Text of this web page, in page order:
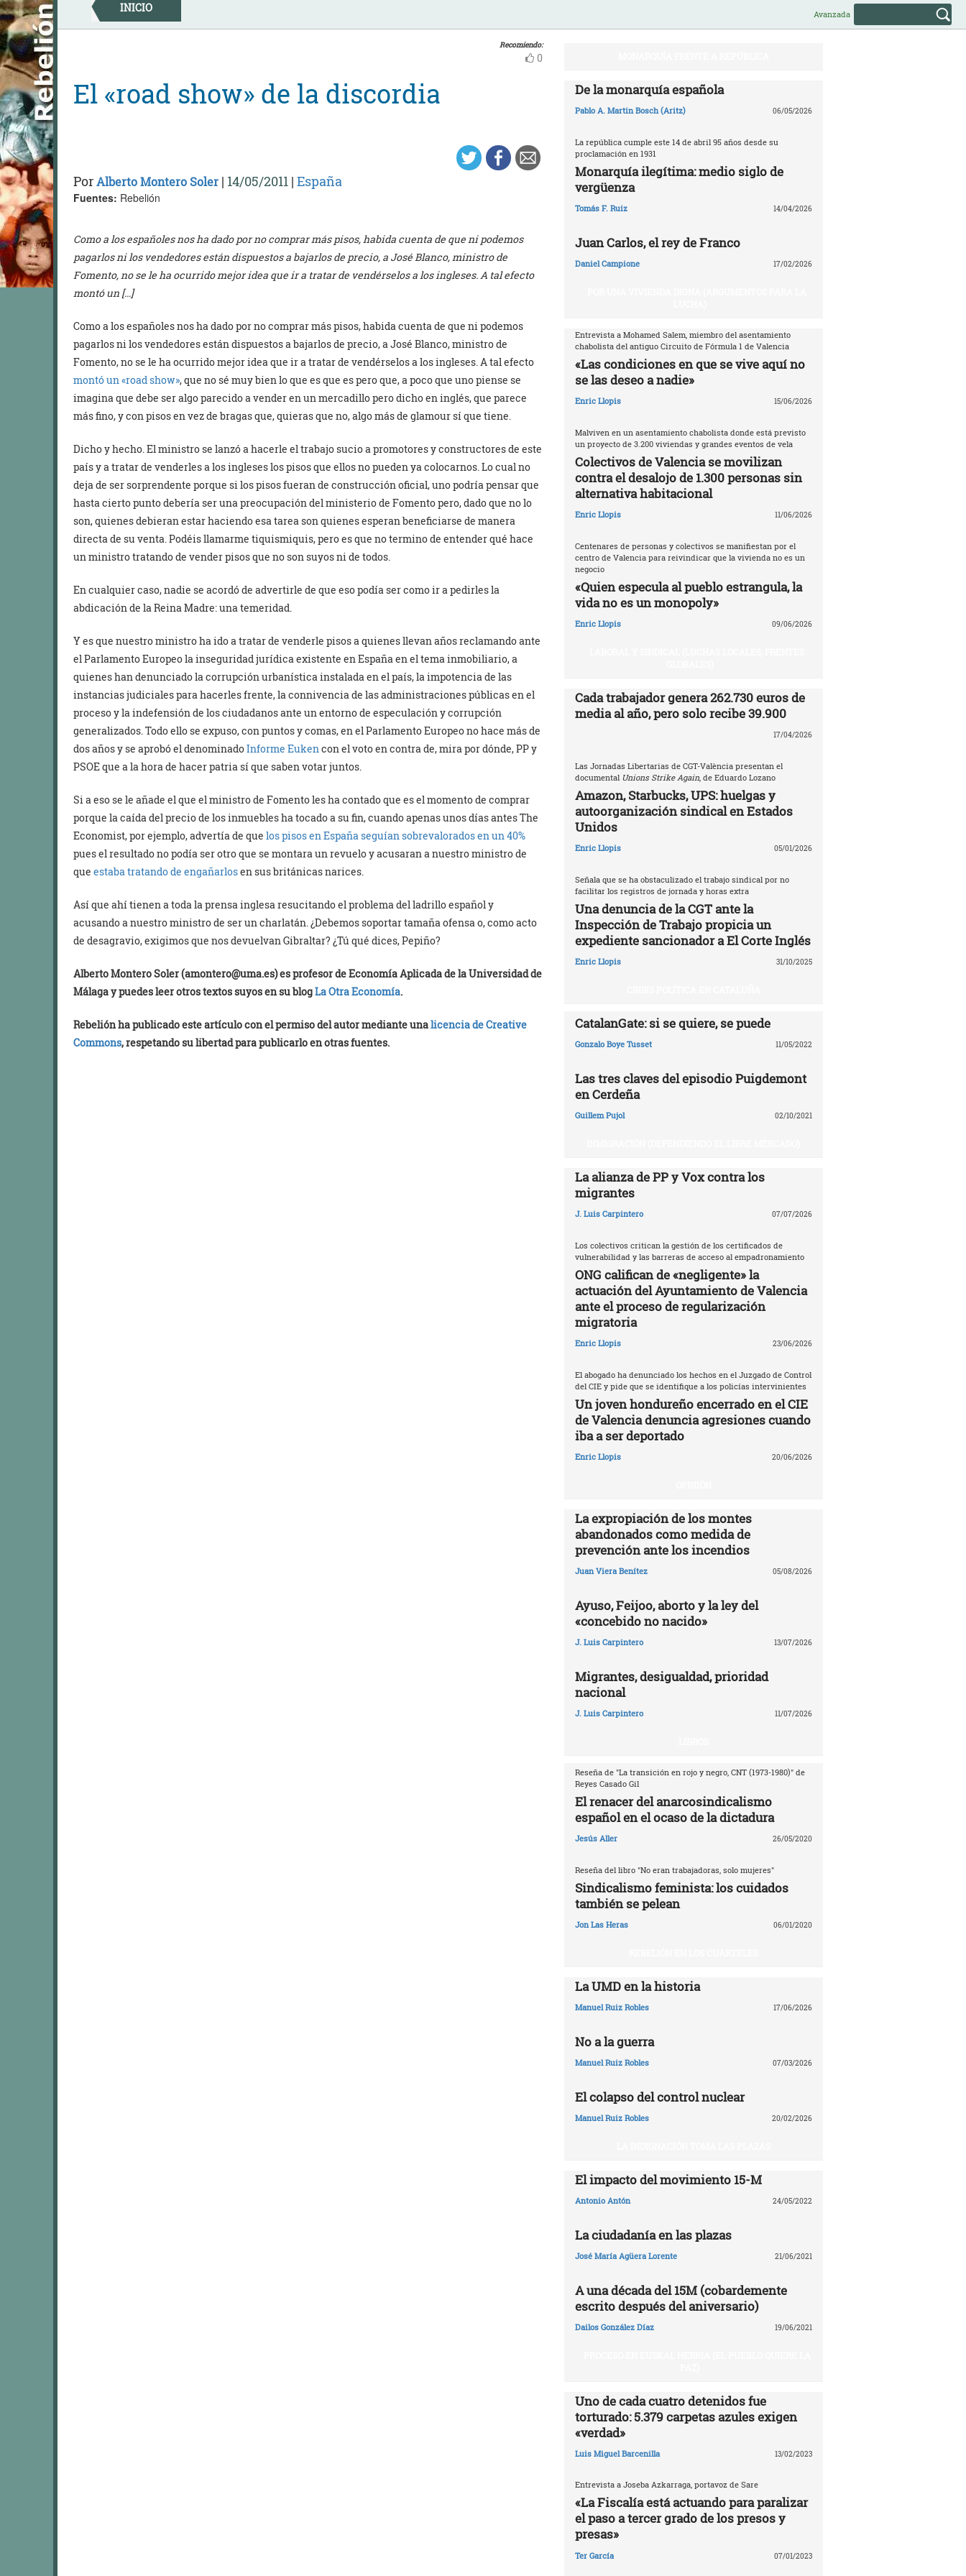
Skip
to
content
INICIO Avanzada
Recomiendo:
0
El «road show» de la discordia
PorAlberto Montero Soler | 14/05/2011 | España
Fuentes: Rebelión
Como a los españoles nos ha dado por no comprar más pisos, habida cuenta de que ni podemos
pagarlos ni los vendedores están dispuestos a bajarlos de precio, a José Blanco, ministro de
Fomento, no se le ha ocurrido mejor idea que ir a tratar de vendérselos a los ingleses. A tal efecto
montó un […]
Como a los españoles nos ha dado por no comprar más pisos, habida cuenta de que ni podemos
pagarlos ni los vendedores están dispuestos a bajarlos de precio, a José Blanco, ministro de
Fomento, no se le ha ocurrido mejor idea que ir a tratar de vendérselos a los ingleses. A tal efecto
montó un «road show», que no sé muy bien lo que es que es pero que, a poco que uno piense se
imagina que debe ser algo parecido a vender en un mercadillo pero dicho en inglés, que parece
más fino, y con pisos en vez de bragas que, quieras que no, algo más de glamour sí que tiene.
Dicho y hecho. El ministro se lanzó a hacerle el trabajo sucio a promotores y constructores de este
país y a tratar de venderles a los ingleses los pisos que ellos no pueden ya colocarnos. Lo cual no
deja de ser sorprendente porque si los pisos fueran de construcción oficial, uno podría pensar que
hasta cierto punto debería ser una preocupación del ministerio de Fomento pero, dado que no lo
son, quienes debieran estar haciendo esa tarea son quienes esperan beneficiarse de manera
directa de su venta. Podéis llamarme tiquismiquis, pero es que no termino de entender qué hace
un ministro tratando de vender pisos que no son suyos ni de todos.
En cualquier caso, nadie se acordó de advertirle de que eso podía ser como ir a pedirles la
abdicación de la Reina Madre: una temeridad.
Y es que nuestro ministro ha ido a tratar de venderle pisos a quienes llevan años reclamando ante
el Parlamento Europeo la inseguridad jurídica existente en España en el tema inmobiliario, a
quienes han denunciado la corrupción urbanística instalada en el país, la impotencia de las
instancias judiciales para hacerles frente, la connivencia de las administraciones públicas en el
proceso y la indefensión de los ciudadanos ante un entorno de especulación y corrupción
generalizados. Todo ello se expuso, con puntos y comas, en el Parlamento Europeo no hace más de
dos años y se aprobó el denominadoInforme Eukencon el voto en contra de, mira por dónde, PP y
PSOE que a la hora de hacer patria sí que saben votar juntos.
Si a eso se le añade el que el ministro de Fomento les ha contado que es el momento de comprar
porque la caída del precio de los inmuebles ha tocado a su fin, cuando apenas unos días antes The
Economist, por ejemplo, advertía de que los pisos en España seguían sobrevalorados en un 40%
pues el resultado no podía ser otro que se montara un revuelo y acusaran a nuestro ministro de
que estaba tratando de engañarlosen sus británicas narices.
Así que ahí tienen a toda la prensa inglesa resucitando el problema del ladrillo español y
acusando a nuestro ministro de ser un charlatán. ¿Debemos soportar tamaña ofensa o, como acto
de desagravio, exigimos que nos devuelvan Gibraltar? ¿Tú qué dices, Pepiño?
Alberto Montero Soler (amontero@uma.es) es profesor de Economía Aplicada de la Universidad de
Málaga y puedes leer otros textos suyos en su blogLa Otra Economía.
Rebelión ha publicado este artículo con el permiso del autor mediante unalicencia de Creative
Commons, respetando su libertad para publicarlo en otras fuentes.
De la monarquía española
Pablo A. Martin Bosch (Aritz) 06/05/2026
La república cumple este 14 de abril 95 años desde su
proclamación en 1931
Monarquía ilegítima: medio siglo de
vergüenza
Tomás F. Ruiz 14/04/2026
Juan Carlos, el rey de Franco
Daniel Campione 17/02/2026
Entrevista a Mohamed Salem, miembro del asentamiento
chabolista del antiguo Circuito de Fórmula 1 de Valencia
«Las condiciones en que se vive aquí no
se las deseo a nadie»
Enric Llopis 15/06/2026
Malviven en un asentamiento chabolista donde está previsto
un proyecto de 3.200 viviendas y grandes eventos de vela
Colectivos de Valencia se movilizan
contra el desalojo de 1.300 personas sin
alternativa habitacional
Enric Llopis 11/06/2026
Centenares de personas y colectivos se manifiestan por el
centro de Valencia para reivindicar que la vivienda no es un
negocio
«Quien especula al pueblo estrangula, la
vida no es un monopoly»
Enric Llopis 09/06/2026
Cada trabajador genera 262.730 euros de
media al año, pero solo recibe 39.900
17/04/2026
Las Jornadas Libertarias de CGT-València presentan el
documental Unions Strike Again, de Eduardo Lozano
Amazon, Starbucks, UPS: huelgas y
autoorganización sindical en Estados
Unidos
Enric Llopis 05/01/2026
Señala que se ha obstaculizado el trabajo sindical por no
facilitar los registros de jornada y horas extra
Una denuncia de la CGT ante la
Inspección de Trabajo propicia un
expediente sancionador a El Corte Inglés
Enric Llopis 31/10/2025
CatalanGate: si se quiere, se puede
Gonzalo Boye Tusset 11/05/2022
Las tres claves del episodio Puigdemont
en Cerdeña
Guillem Pujol 02/10/2021
La alianza de PP y Vox contra los
migrantes
J. Luis Carpintero 07/07/2026
Los colectivos critican la gestión de los certificados de
vulnerabilidad y las barreras de acceso al empadronamiento
ONG califican de «negligente» la
actuación del Ayuntamiento de Valencia
ante el proceso de regularización
migratoria
Enric Llopis 23/06/2026
El abogado ha denunciado los hechos en el Juzgado de Control
del CIE y pide que se identifique a los policías intervinientes
Un joven hondureño encerrado en el CIE
de Valencia denuncia agresiones cuando
iba a ser deportado
Enric Llopis 20/06/2026
La expropiación de los montes
abandonados como medida de
prevención ante los incendios
Juan Viera Benítez 05/08/2026
Ayuso, Feijoo, aborto y la ley del
«concebido no nacido»
J. Luis Carpintero 13/07/2026
Migrantes, desigualdad, prioridad
nacional
J. Luis Carpintero 11/07/2026
Reseña de "La transición en rojo y negro, CNT (1973-1980)" de
Reyes Casado Gil
El renacer del anarcosindicalismo
español en el ocaso de la dictadura
Jesús Aller 26/05/2020
Reseña del libro "No eran trabajadoras, solo mujeres"
Sindicalismo feminista: los cuidados
también se pelean
Jon Las Heras 06/01/2020
La UMD en la historia
Manuel Ruiz Robles 17/06/2026
No a la guerra
Manuel Ruiz Robles 07/03/2026
El colapso del control nuclear
Manuel Ruiz Robles 20/02/2026
El impacto del movimiento 15-M
Antonio Antón 24/05/2022
La ciudadanía en las plazas
José María Agüera Lorente 21/06/2021
A una década del 15M (cobardemente
escrito después del aniversario)
Dailos González Díaz 19/06/2021
Uno de cada cuatro detenidos fue
torturado: 5.379 carpetas azules exigen
«verdad»
Luis Miguel Barcenilla 13/02/2023
Entrevista a Joseba Azkarraga, portavoz de Sare
«La Fiscalía está actuando para paralizar
el paso a tercer grado de los presos y
presas»
Ter García 07/01/2023